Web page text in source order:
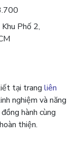
Phố 2,
tại trang liên
nghiệm và năng
hành cùng
thiện.